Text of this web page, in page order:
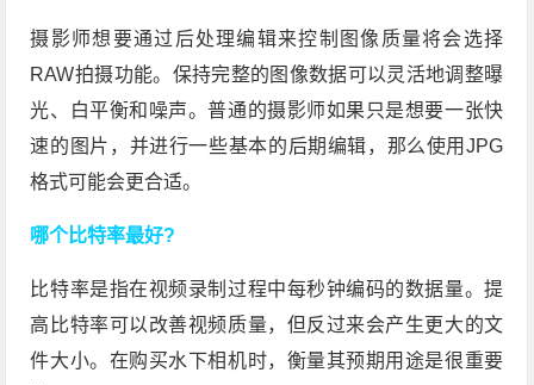
摄影师想要通过后处理编辑来控制图像质量将会选择
RAW拍摄功能。保持完整的图像数据可以灵活地调整曝
光、白平衡和噪声。普通的摄影师如果只是想要一张快
速的图片，并进行一些基本的后期编辑，那么使用JPG
格式可能会更合适。
哪个比特率最好?
比特率是指在视频录制过程中每秒钟编码的数据量。提
高比特率可以改善视频质量，但反过来会产生更大的文
件大小。在购买水下相机时，衡量其预期用途是很重要